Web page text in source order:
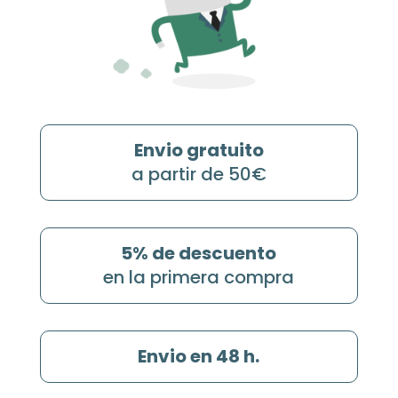
Envio gratuito
a partir de 50€
5% de descuento
en la primera compra
Envio en 48 h.